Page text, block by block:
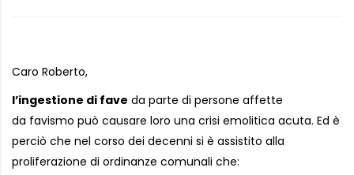
Caro Roberto,
l’ingestione di fave da parte di persone affette
da favismo può causare loro una crisi emolitica acuta. Ed è
perciò che nel corso dei decenni si è assistito alla
proliferazione di ordinanze comunali che: